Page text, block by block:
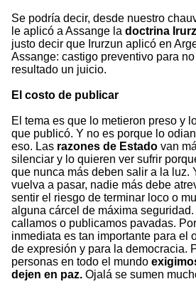
Se podría decir, desde nuestro
le aplicó a Assange la doctrina
justo decir que Irurzun aplicó en
Assange: castigo preventivo para
resultado un juicio.
El costo de publicar
El tema es que lo metieron preso y
que publicó. Y no es porque lo
eso. Las razones de Estado van
silenciar y lo quieren ver sufrir
que nunca más deben salir a la luz.
vuelva a pasar, nadie más debe
sentir el riesgo de terminar loco o
alguna cárcel de máxima
callamos o publicamos pavadas.
inmediata es tan importante para el
de expresión y para la democracia.
personas en todo el mundo
dejen en paz. Ojalá se sumen